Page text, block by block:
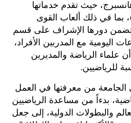
حيث تقدم خدماتها
بما في ذلك ألعاب القوى
دورها الإشراف على قسم
اليومية مع المدربين الأفراد،
علماء الرياضة والمديرين
للرياضيين.
من معرفتها في العمل
بدءاً من مساعدة الرياضيين
والبطولات الدولية، إلى جعل